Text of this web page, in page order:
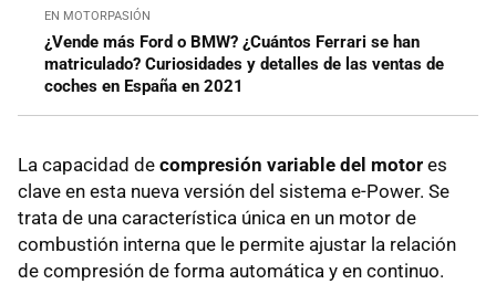
EN MOTORPASIÓN
¿Vende más Ford o BMW? ¿Cuántos Ferrari se han
matriculado? Curiosidades y detalles de las ventas de
coches en España en 2021
La capacidad de compresión variable del motor es
clave en esta nueva versión del sistema e-Power. Se
trata de una característica única en un motor de
combustión interna que le permite ajustar la relación
de compresión de forma automática y en continuo.